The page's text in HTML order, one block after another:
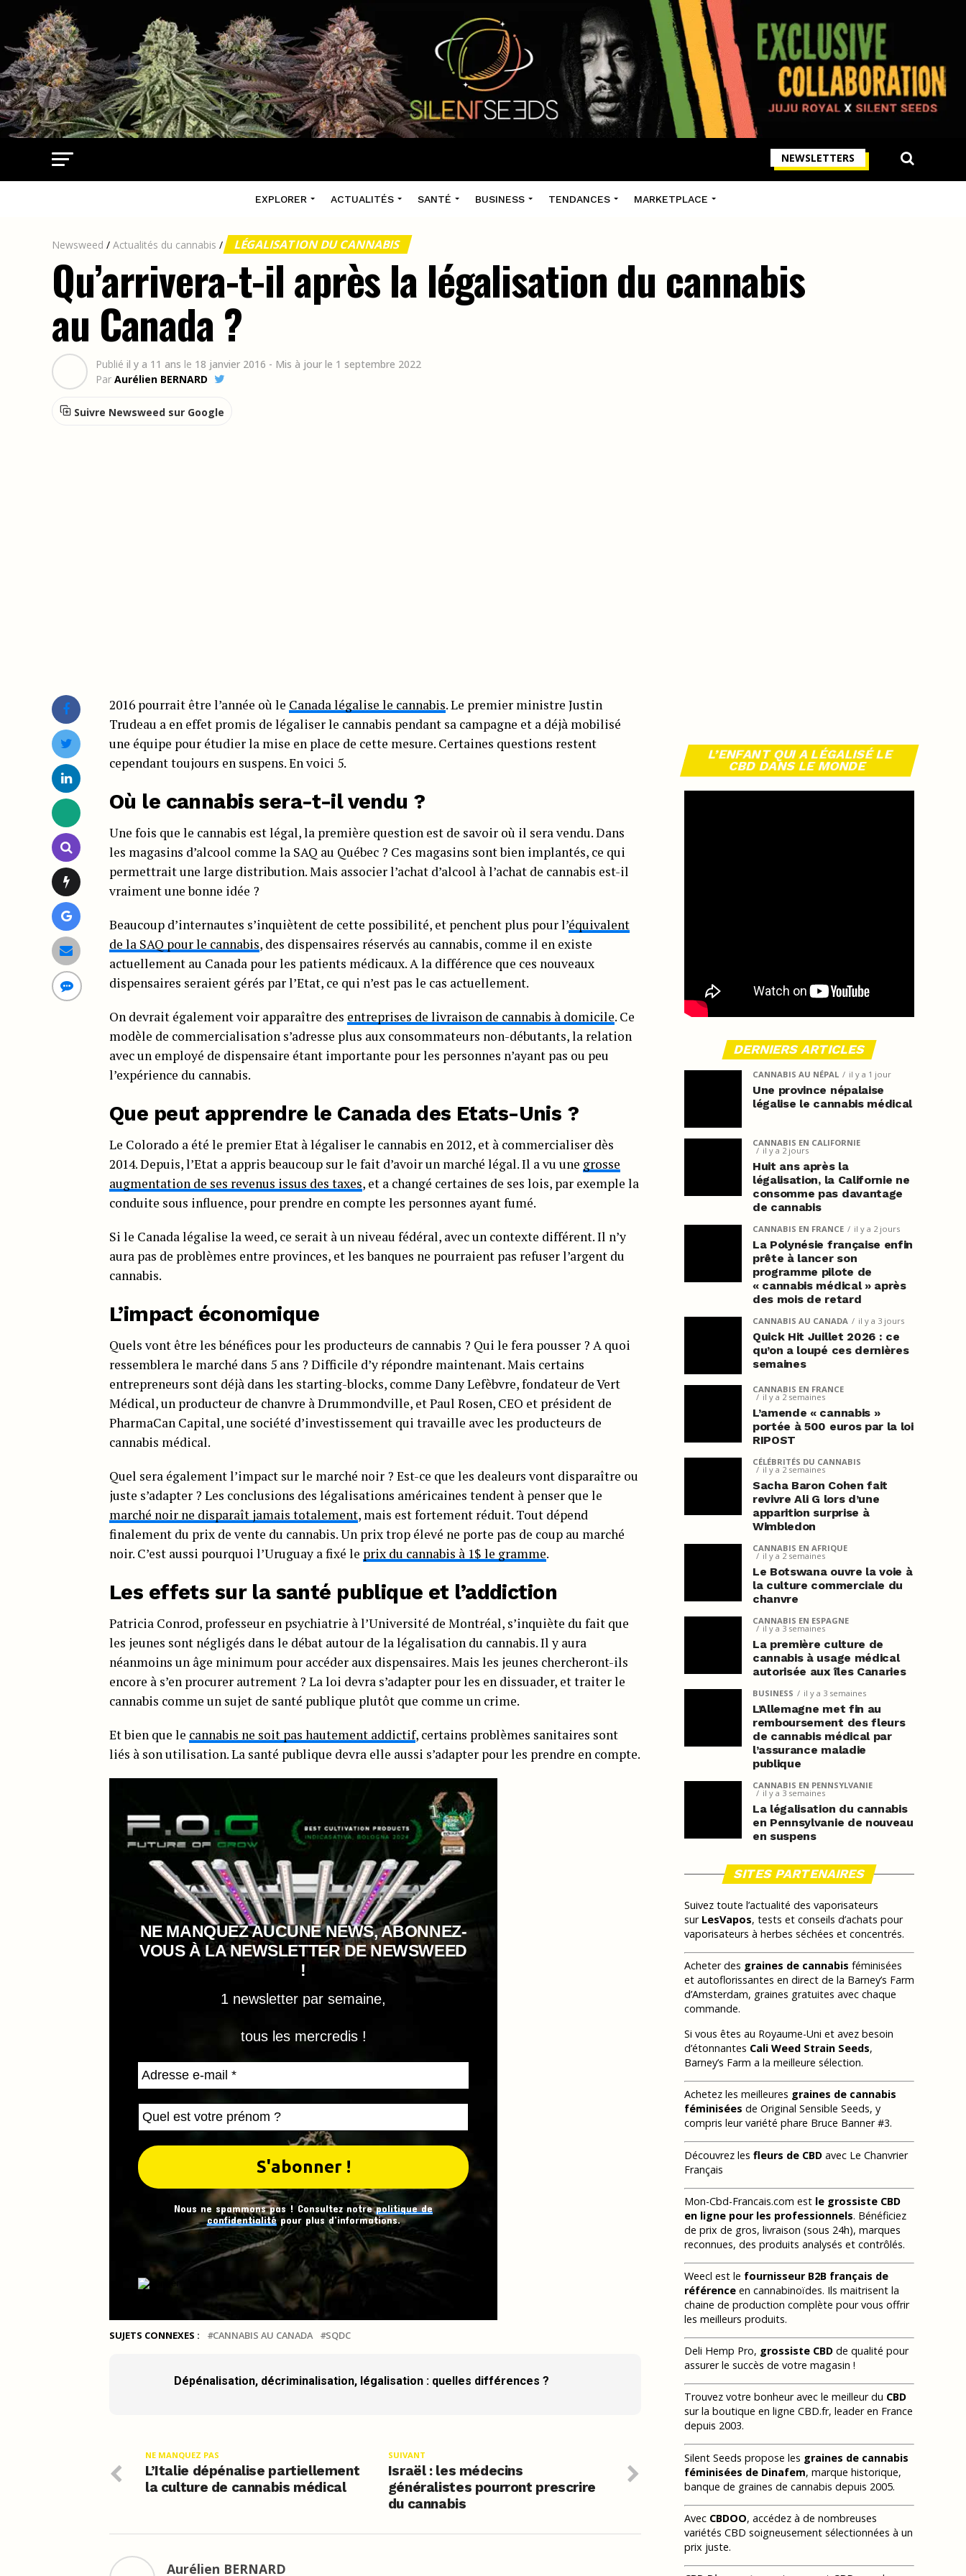
NEWSLETTERS
EXPLORER ACTUALITÉS SANTÉ BUSINESS TENDANCES MARKETPLACE
Newsweed / Actualités du cannabis / LÉGALISATION DU CANNABIS
Qu’arrivera-t-il après la légalisation du cannabis
au Canada ?
Publié il y a 11 ans le 18 janvier 2016 - Mis à jour le 1 septembre 2022
Par Aurélien BERNARD
Suivre Newsweed sur Google
2016 pourrait être l’année où le Canada légalise le cannabis. Le premier ministre Justin
Trudeau a en effet promis de légaliser le cannabis pendant sa campagne et a déjà mobilisé
une équipe pour étudier la mise en place de cette mesure. Certaines questions restent
cependant toujours en suspens. En voici 5.
Où le cannabis sera-t-il vendu ?
Une fois que le cannabis est légal, la première question est de savoir où il sera vendu. Dans
les magasins d’alcool comme la SAQ au Québec ? Ces magasins sont bien implantés, ce qui
permettrait une large distribution. Mais associer l’achat d’alcool à l’achat de cannabis est-il
vraiment une bonne idée ?
Beaucoup d’internautes s’inquiètent de cette possibilité, et penchent plus pour l’équivalent
de la SAQ pour le cannabis, des dispensaires réservés au cannabis, comme il en existe
actuellement au Canada pour les patients médicaux. A la différence que ces nouveaux
dispensaires seraient gérés par l’Etat, ce qui n’est pas le cas actuellement.
On devrait également voir apparaître des entreprises de livraison de cannabis à domicile. Ce
modèle de commercialisation s’adresse plus aux consommateurs non-débutants, la relation
avec un employé de dispensaire étant importante pour les personnes n’ayant pas ou peu
l’expérience du cannabis.
Que peut apprendre le Canada des Etats-Unis ?
Le Colorado a été le premier Etat à légaliser le cannabis en 2012, et à commercialiser dès
2014. Depuis, l’Etat a appris beaucoup sur le fait d’avoir un marché légal. Il a vu une grosse
augmentation de ses revenus issus des taxes, et a changé certaines de ses lois, par exemple la
conduite sous influence, pour prendre en compte les personnes ayant fumé.
Si le Canada légalise la weed, ce serait à un niveau fédéral, avec un contexte différent. Il n’y
aura pas de problèmes entre provinces, et les banques ne pourraient pas refuser l’argent du
cannabis.
L’impact économique
Quels vont être les bénéfices pour les producteurs de cannabis ? Qui le fera pousser ? A quoi
ressemblera le marché dans 5 ans ? Difficile d’y répondre maintenant. Mais certains
entrepreneurs sont déjà dans les starting-blocks, comme Dany Lefèbvre, fondateur de Vert
Médical, un producteur de chanvre à Drummondville, et Paul Rosen, CEO et président de
PharmaCan Capital, une société d’investissement qui travaille avec les producteurs de
cannabis médical.
Quel sera également l’impact sur le marché noir ? Est-ce que les dealeurs vont disparaître ou
juste s’adapter ? Les conclusions des légalisations américaines tendent à penser que le
marché noir ne disparaît jamais totalement, mais est fortement réduit. Tout dépend
finalement du prix de vente du cannabis. Un prix trop élevé ne porte pas de coup au marché
noir. C’est aussi pourquoi l’Uruguay a fixé le prix du cannabis à 1$ le gramme.
Les effets sur la santé publique et l’addiction
Patricia Conrod, professeur en psychiatrie à l’Université de Montréal, s’inquiète du fait que
les jeunes sont négligés dans le débat autour de la légalisation du cannabis. Il y aura
néanmoins un âge minimum pour accéder aux dispensaires. Mais les jeunes chercheront-ils
encore à s’en procurer autrement ? La loi devra s’adapter pour les en dissuader, et traiter le
cannabis comme un sujet de santé publique plutôt que comme un crime.
Et bien que le cannabis ne soit pas hautement addictif, certains problèmes sanitaires sont
liés à son utilisation. La santé publique devra elle aussi s’adapter pour les prendre en compte.
NE MANQUEZ AUCUNE NEWS, ABONNEZ-
VOUS À LA NEWSLETTER DE NEWSWEED
!
1 newsletter par semaine,
tous les mercredis !
Nous ne spammons pas ! Consultez notrepolitique de
confidentialitépour plus d’informations.
SUJETS CONNEXES : CANNABIS AU CANADA SQDC
Dépénalisation, décriminalisation, légalisation : quelles différences ?
SUIVANT
Israël : les médecins
généralistes pourront prescrire
du cannabis
NE MANQUEZ PAS
L’Italie dépénalise partiellement
la culture de cannabis médical
Aurélien BERNARD
L’ENFANT QUI A LÉGALISÉ LE
CBD DANS LE MONDE
DERNIERS ARTICLES
CANNABIS AU NÉPAL il y a 1 jour
Une province népalaise
légalise le cannabis médical
CANNABIS EN CALIFORNIE
il y a 2 jours
Huit ans après la
légalisation, la Californie ne
consomme pas davantage
de cannabis
CANNABIS EN FRANCE il y a 2 jours
La Polynésie française enfin
prête à lancer son
programme pilote de
« cannabis médical » après
des mois de retard
CANNABIS AU CANADA il y a 3 jours
Quick Hit Juillet 2026 : ce
qu’on a loupé ces dernières
semaines
CANNABIS EN FRANCE
il y a 2 semaines
L’amende « cannabis »
portée à 500 euros par la loi
RIPOST
CÉLÉBRITÉS DU CANNABIS
il y a 2 semaines
Sacha Baron Cohen fait
revivre Ali G lors d’une
apparition surprise à
Wimbledon
CANNABIS EN AFRIQUE
il y a 2 semaines
Le Botswana ouvre la voie à
la culture commerciale du
chanvre
CANNABIS EN ESPAGNE
il y a 3 semaines
La première culture de
cannabis à usage médical
autorisée aux îles Canaries
BUSINESS il y a 3 semaines
L’Allemagne met fin au
remboursement des fleurs
de cannabis médical par
l’assurance maladie
publique
CANNABIS EN PENNSYLVANIE
il y a 3 semaines
La légalisation du cannabis
en Pennsylvanie de nouveau
en suspens
SITES PARTENAIRES
Suivez toute l’actualité des vaporisateurs
sur LesVapos, tests et conseils d’achats pour
vaporisateurs à herbes séchées et concentrés.
Acheter des graines de cannabis féminisées
et autoflorissantes en direct de la Barney’s Farm
d’Amsterdam, graines gratuites avec chaque
commande.
Si vous êtes au Royaume-Uni et avez besoin
d’étonnantes Cali Weed Strain Seeds,
Barney’s Farm a la meilleure sélection.
Achetez les meilleures graines de cannabis
féminisées de Original Sensible Seeds, y
compris leur variété phare Bruce Banner #3.
Découvrez les fleurs de CBD avec Le Chanvrier
Français
Mon-Cbd-Francais.com est le grossiste CBD
en ligne pour les professionnels. Bénéficiez
de prix de gros, livraison (sous 24h), marques
reconnues, des produits analysés et contrôlés.
Weecl est le fournisseur B2B français de
référence en cannabinoïdes. Ils maitrisent la
chaine de production complète pour vous offrir
les meilleurs produits.
Deli Hemp Pro, grossiste CBD de qualité pour
assurer le succès de votre magasin !
Trouvez votre bonheur avec le meilleur du CBD
sur la boutique en ligne CBD.fr, leader en France
depuis 2003.
Silent Seeds propose les graines de cannabis
féminisées de Dinafem, marque historique,
banque de graines de cannabis depuis 2005.
Avec CBDOO, accédez à de nombreuses
variétés CBD soigneusement sélectionnées à un
prix juste.